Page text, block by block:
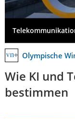
Olympische
Wie KI und
bestimmen